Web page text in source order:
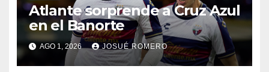
Atlante sorprende a Cruz Azul
en el Banorte
AGO 1, 2026 JOSUÉ ROMERO